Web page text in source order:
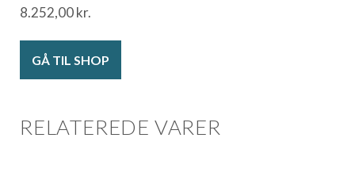
8.252,00kr.
GÅ TIL SHOP
RELATEREDE VARER